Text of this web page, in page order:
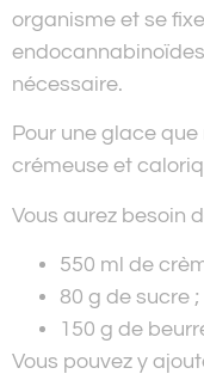
organisme et se
nécessaire.
Pour une glace
crémeuse et
Vous aurez besoin
550 ml de
80 g de sucre ;
150 g de
Vous pouvez y